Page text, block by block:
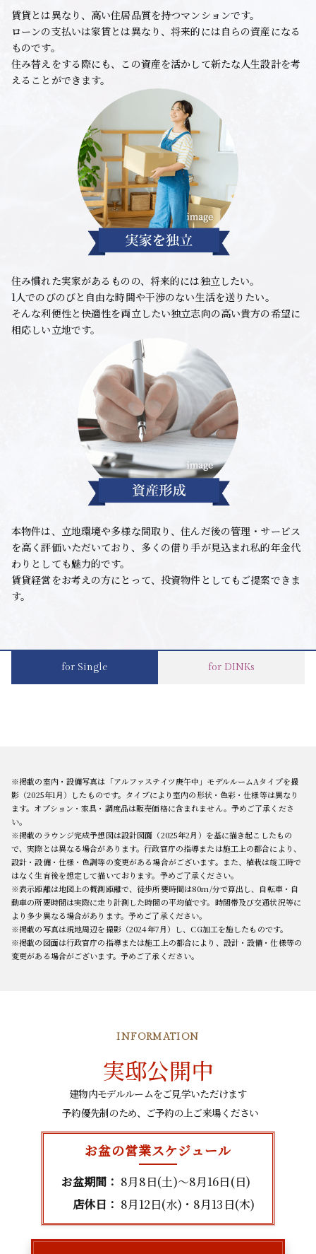
賃貸とは異なり、高い住居品質を持つマンションです。
ローンの支払いは家賃とは異なり、将来的には自らの資産になる
ものです。
住み替えをする際にも、この資産を活かして新たな人生設計を考
えることができます。
住み慣れた実家があるものの、将来的には独立したい。
1人でのびのびと自由な時間や干渉のない生活を送りたい。
そんな利便性と快適性を両立したい独立志向の高い貴方の希望に
相応しい立地です。
本物件は、立地環境や多様な間取り、住んだ後の管理・サービス
を高く評価いただいており、多くの借り手が見込まれ私的年金代
わりとしても魅力的です。
賃貸経営をお考えの方にとって、投資物件としてもご提案できま
す。
for Single for DINKs
※掲載の室内・設備写真は「アルファステイツ庚午中」モデルルームAタイプを撮
影（2025年1月）したものです。タイプにより室内の形状・色彩・仕様等は異なり
ます。オプション・家具・調度品は販売価格に含まれません。予めご了承くださ
い。
※掲載のラウンジ完成予想図は設計図面（2025年2月）を基に描き起こしたもの
で、実際とは異なる場合があります。行政官庁の指導または施工上の都合により、
設計・設備・仕様・色調等の変更がある場合がございます。また、植栽は竣工時で
はなく生育後を想定して描いております。予めご了承ください。
※表示距離は地図上の概測距離で、徒歩所要時間は80m/分で算出し、自転車・自
動車の所要時間は実際に走り計測した時間の平均値です。時間帯及び交通状況等に
より多少異なる場合があります。予めご了承ください。
※掲載の写真は現地周辺を撮影（2024年7月）し、CG加工を施したものです。
※掲載の図面は行政官庁の指導または施工上の都合により、設計・設備・仕様等の
変更がある場合がございます。予めご了承ください。
INFORMATION
実邸公開中
建物内モデルルームをご見学いただけます
予約優先制のため、ご予約の上ご来場ください
お盆の営業スケジュール
お盆期間： 8月8日(土)～8月16日(日)
店休日： 8月12日(水)・8月13日(木)